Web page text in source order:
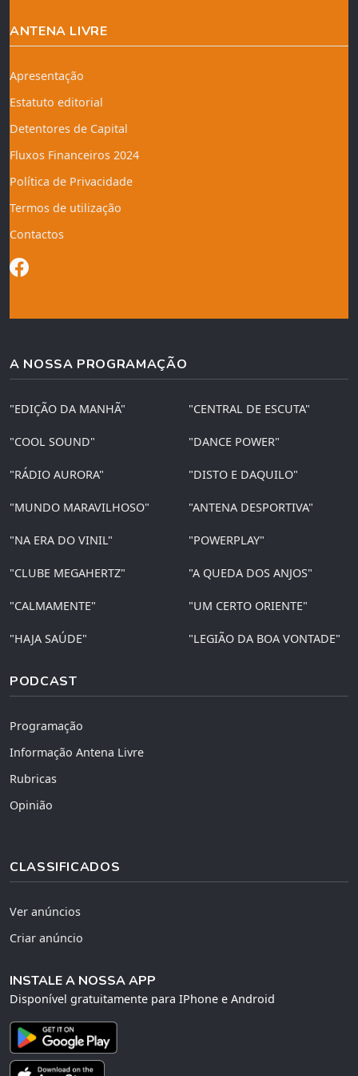
ANTENA LIVRE
Apresentação
Estatuto editorial
Detentores de Capital
Fluxos Financeiros 2024
Política de Privacidade
Termos de utilização
Contactos
A NOSSA PROGRAMAÇÃO
"EDIÇÃO DA MANHÃ" "CENTRAL DE ESCUTA"
"COOL SOUND" "DANCE POWER"
"RÁDIO AURORA" "DISTO E DAQUILO"
"MUNDO MARAVILHOSO" "ANTENA DESPORTIVA"
"NA ERA DO VINIL" "POWERPLAY"
"CLUBE MEGAHERTZ" "A QUEDA DOS ANJOS"
"CALMAMENTE" "UM CERTO ORIENTE"
"HAJA SAÚDE" "LEGIÃO DA BOA VONTADE"
PODCAST
Programação
Informação Antena Livre
Rubricas
Opinião
CLASSIFICADOS
Ver anúncios
Criar anúncio
INSTALE A NOSSA APP
Disponível gratuitamente para IPhone e Android